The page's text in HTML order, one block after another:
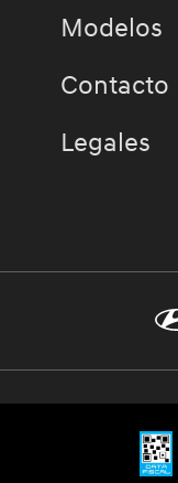
Modelos
Contacto
Legales